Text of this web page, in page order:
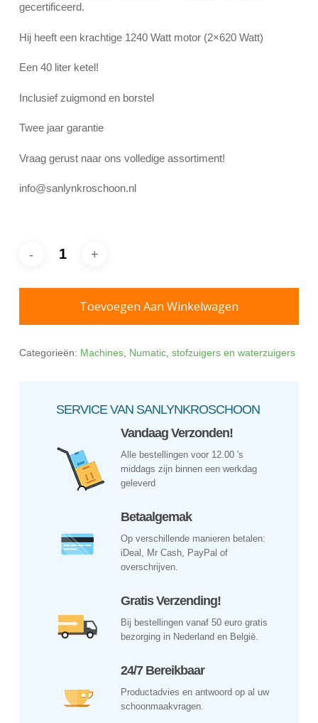
gecertificeerd.
Hij heeft een krachtige 1240 Watt motor (2×620 Watt)
Een 40 liter ketel!
Inclusief zuigmond en borstel
Twee jaar garantie
Vraag gerust naar ons volledige assortiment!
info@sanlynkroschoon.nl
Toevoegen Aan Winkelwagen
Categorieën: Machines, Numatic, stofzuigers en waterzuigers
SERVICE VAN SANLYNKROSCHOON
Vandaag Verzonden!
Alle bestellingen voor 12.00 's
middags zijn binnen een werkdag
geleverd
Betaalgemak
Op verschillende manieren betalen:
iDeal, Mr Cash, PayPal of
overschrijven.
Gratis Verzending!
Bij bestellingen vanaf 50 euro gratis
bezorging in Nederland en België.
24/7 Bereikbaar
Productadvies en antwoord op al uw
schoonmaakvragen.